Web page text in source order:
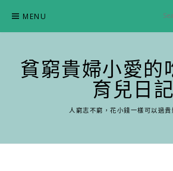
content
MENU
貧窮貴婦小愛的
育兒日記
人窮志不窮，花小錢一樣可以過